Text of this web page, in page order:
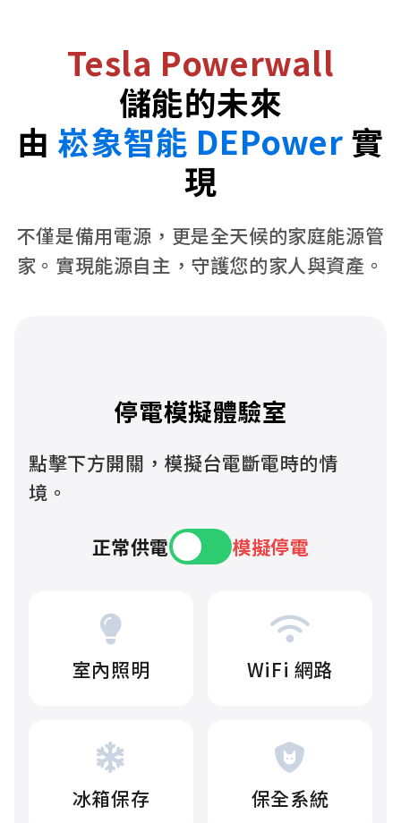
Tesla Powerwall
儲能的未來
由 崧象智能 DEPower實
現
不僅是備用電源，更是全天候的家庭能源管
家。實現能源自主，守護您的家人與資產。
停電模擬體驗室
點擊下方開關，模擬台電斷電時的情
境。
正常供電 模擬停電
室內照明 WiFi 網路
冰箱保存 保全系統